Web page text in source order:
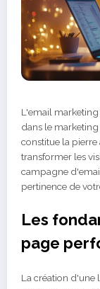
L'email
dans le
constitue la
transformer les
campagne
pertinence de
Les
page
La création d'une